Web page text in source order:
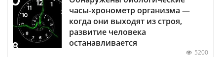
часы-хронометр организма —
когда они выходят из строя,
развитие человека
останавливается
5200